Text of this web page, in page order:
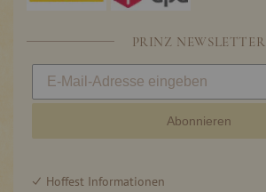
PRINZ NEWSLETTER
Abonnieren
Hoffest Informationen